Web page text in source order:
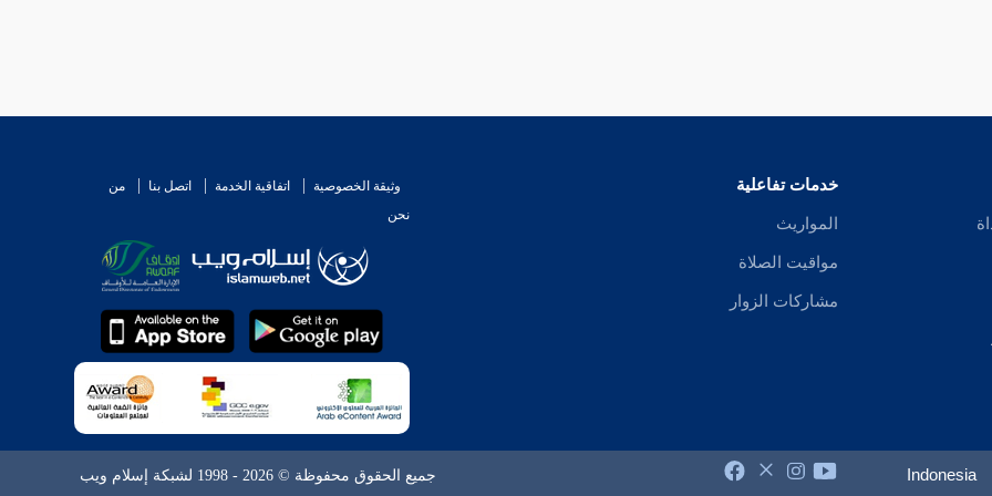
خدمات تفاعلية
المواريث
مواقيت الصلاة
مشاركات الزوار
وثيقة الخصوصية اتفاقية الخدمة اتصل بنا
من
نحن
Indonesia جميع الحقوق محفوظة © 2026 - 1998 لشبكة إسلام ويب